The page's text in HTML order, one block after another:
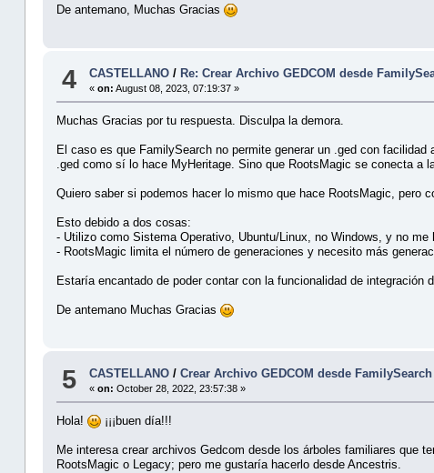
De antemano, Muchas Gracias
4 CASTELLANO / Re: Crear Archivo GEDCOM desde
«on: August 08, 2023, 07:19:37 »
Muchas Gracias por tu respuesta. Disculpa la demora.
El caso es que FamilySearch no permite generar un .ged con
.ged como sí lo hace MyHeritage. Sino que RootsMagic se conecta a
Quiero saber si podemos hacer lo mismo que hace RootsMagic, pero
Esto debido a dos cosas:
- Utilizo como Sistema Operativo, Ubuntu/Linux, no Windows, y no
- RootsMagic limita el número de generaciones y necesito más
Estaría encantado de poder contar con la funcionalidad de
De antemano Muchas Gracias
5 CASTELLANO /Crear Archivo GEDCOM desde FamilySearch
«on: October 28, 2022, 23:57:38 »
Hola! ¡¡¡buen día!!!
Me interesa crear archivos Gedcom desde los árboles familiares que
RootsMagic o Legacy; pero me gustaría hacerlo desde Ancestris.